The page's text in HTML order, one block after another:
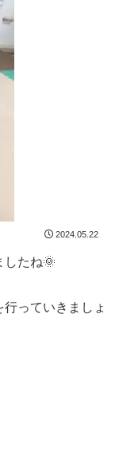
2024.05.22
したね🌞
っていきましょ